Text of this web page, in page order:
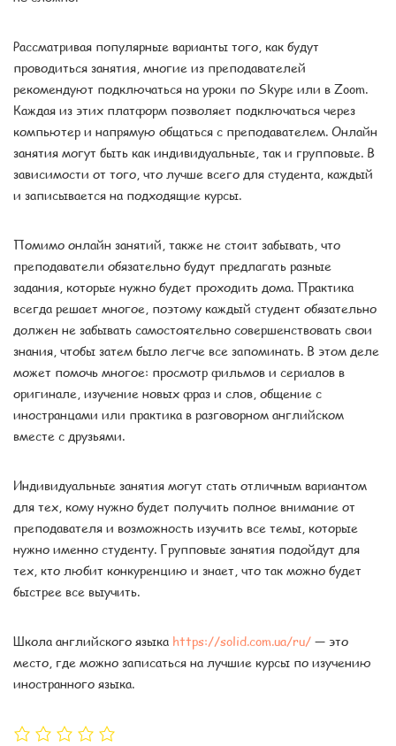
Рассматривая популярные варианты того, как будут
проводиться занятия, многие из преподавателей
рекомендуют подключаться на уроки по Skype или в Zoom.
Каждая из этих платформ позволяет подключаться через
компьютер и напрямую общаться с преподавателем. Онлайн
занятия могут быть как индивидуальные, так и групповые. В
зависимости от того, что лучше всего для студента, каждый
и записывается на подходящие курсы.
Помимо онлайн занятий, также не стоит забывать, что
преподаватели обязательно будут предлагать разные
задания, которые нужно будет проходить дома. Практика
всегда решает многое, поэтому каждый студент обязательно
должен не забывать самостоятельно совершенствовать свои
знания, чтобы затем было легче все запоминать. В этом деле
может помочь многое: просмотр фильмов и сериалов в
оригинале, изучение новых фраз и слов, общение с
иностранцами или практика в разговорном английском
вместе с друзьями.
Индивидуальные занятия могут стать отличным вариантом
для тех, кому нужно будет получить полное внимание от
преподавателя и возможность изучить все темы, которые
нужно именно студенту. Групповые занятия подойдут для
тех, кто любит конкуренцию и знает, что так можно будет
быстрее все выучить.
Школа английского языка https://solid.com.ua/ru/ — это
место, где можно записаться на лучшие курсы по изучению
иностранного языка.